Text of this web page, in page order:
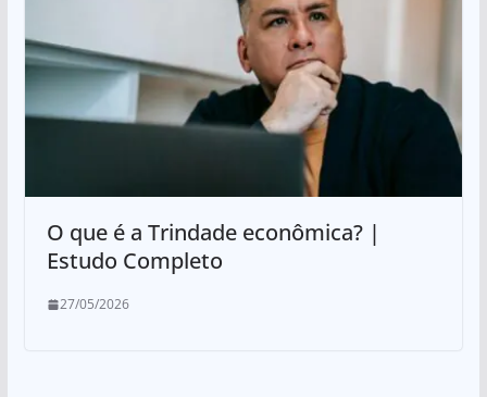
O que é a Trindade econômica? |
Estudo Completo
27/05/2026